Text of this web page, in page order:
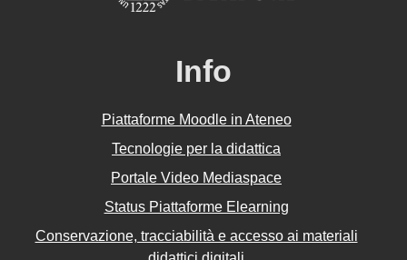
Info
Piattaforme Moodle in Ateneo
Tecnologie per la didattica
Portale Video Mediaspace
Status Piattaforme Elearning
Conservazione, tracciabilità e accesso ai materiali